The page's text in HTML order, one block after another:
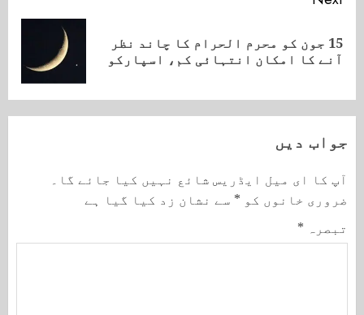
Next
post:
15 جون کو محرم الحرام کا چاند نظر
آنے کا امکان انتہائی کم، اسپارکو
جواب دیں
آپ کا ای میل ایڈریس شائع نہیں کیا جائے گا۔
ضروری خانوں کو * سے نشان زد کیا گیا ہے
تبصرہ *